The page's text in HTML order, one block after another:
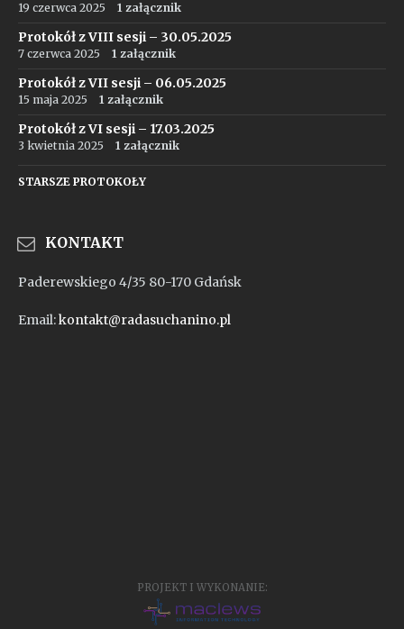
19 czerwca 2025 1 załącznik
Protokół z VIII sesji – 30.05.2025
7 czerwca 2025 1 załącznik
Protokół z VII sesji – 06.05.2025
15 maja 2025 1 załącznik
Protokół z VI sesji – 17.03.2025
3 kwietnia 2025 1 załącznik
STARSZE PROTOKOŁY
KONTAKT
Paderewskiego 4/35 80-170 Gdańsk
Email:kontakt@radasuchanino.pl
PROJEKT I WYKONANIE: